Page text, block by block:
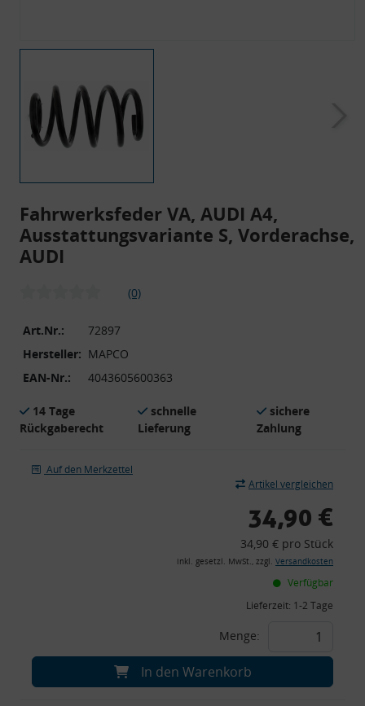
Fahrwerksfeder VA, AUDI A4,
Ausstattungsvariante S, Vorderachse,
AUDI
(0)
Art.Nr.:
72897
Hersteller: MAPCO
EAN-Nr.:
4043605600363
14 Tage
Rückgaberecht
schnelle
Lieferung
sichere
Zahlung
Auf den Merkzettel
Artikel vergleichen
34,90 €
34,90 € pro Stück
inkl. gesetzl. MwSt., zzgl. Versandkosten
Verfügbar
Lieferzeit: 1-2 Tage
Menge:
In den Warenkorb